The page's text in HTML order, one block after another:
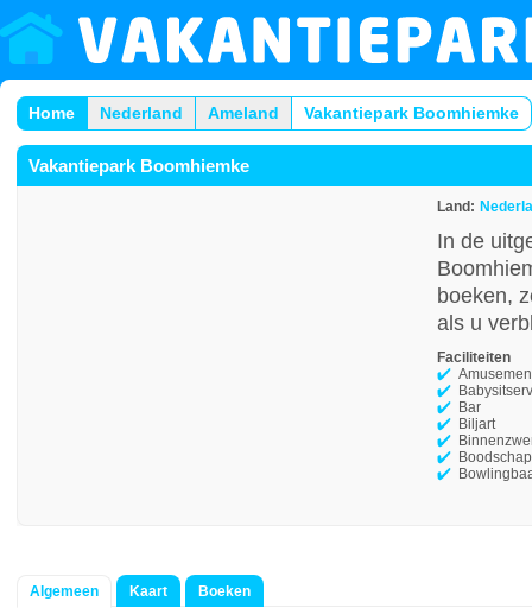
Home Nederland Ameland Vakantiepark Boomhiemke
Vakantiepark Boomhiemke
Land:
In de
boeken,
als u
Faciliteiten
Bar
Biljart
Algemeen Kaart Boeken